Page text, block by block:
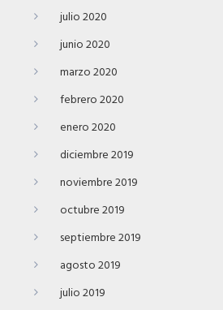
julio 2020
junio 2020
marzo 2020
febrero 2020
enero 2020
diciembre 2019
noviembre 2019
octubre 2019
septiembre 2019
agosto 2019
julio 2019